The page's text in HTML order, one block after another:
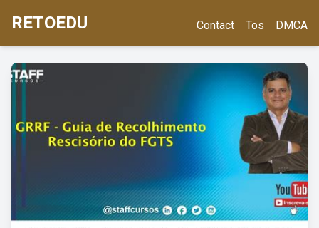
RETOEDU Contact Tos DMCA